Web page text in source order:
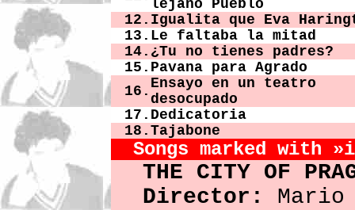
lejano Pueblo
12. Igualita que Eva
13. Le faltaba la mitad
14. ¿Tu no tienes padres?
15. Pavana para Agrado
16. Ensayo en un teatro
desocupado
17. Dedicatoria
18. Tajabone
Songs marked with
THE CITY OF
Director:
Mario